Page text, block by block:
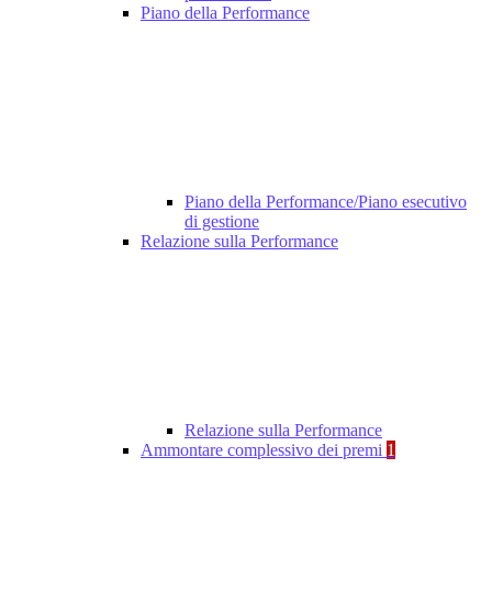
Piano della Performance
Piano della Performance/Piano esecutivo
di gestione
Relazione sulla Performance
Relazione sulla Performance
Ammontare complessivo dei premi 1